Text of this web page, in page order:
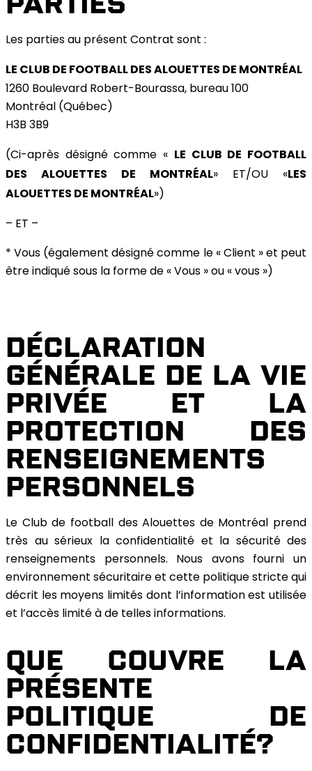
Les parties au présent Contrat sont :
LE CLUB DE FOOTBALL DES ALOUETTES DE MONTRÉAL
1260 Boulevard Robert-Bourassa, bureau 100
Montréal (Québec)
H3B 3B9
(Ci-après désigné comme « LE CLUB DE FOOTBALL
DES ALOUETTES DE MONTRÉAL» ET/OU «LES
ALOUETTES DE MONTRÉAL»)
– ET –
* Vous (également désigné comme le « Client » et peut
être indiqué sous la forme de « Vous » ou « vous »)
DÉCLARATION
GÉNÉRALE DE LA VIE
PRIVÉE ET LA
PROTECTION DES
RENSEIGNEMENTS
PERSONNELS
Le Club de football des Alouettes de Montréal prend
très au sérieux la confidentialité et la sécurité des
renseignements personnels. Nous avons fourni un
environnement sécuritaire et cette politique stricte qui
décrit les moyens limités dont l’information est utilisée
et l’accès limité à de telles informations.
QUE COUVRE LA
PRÉSENTE
POLITIQUE DE
CONFIDENTIALITÉ?